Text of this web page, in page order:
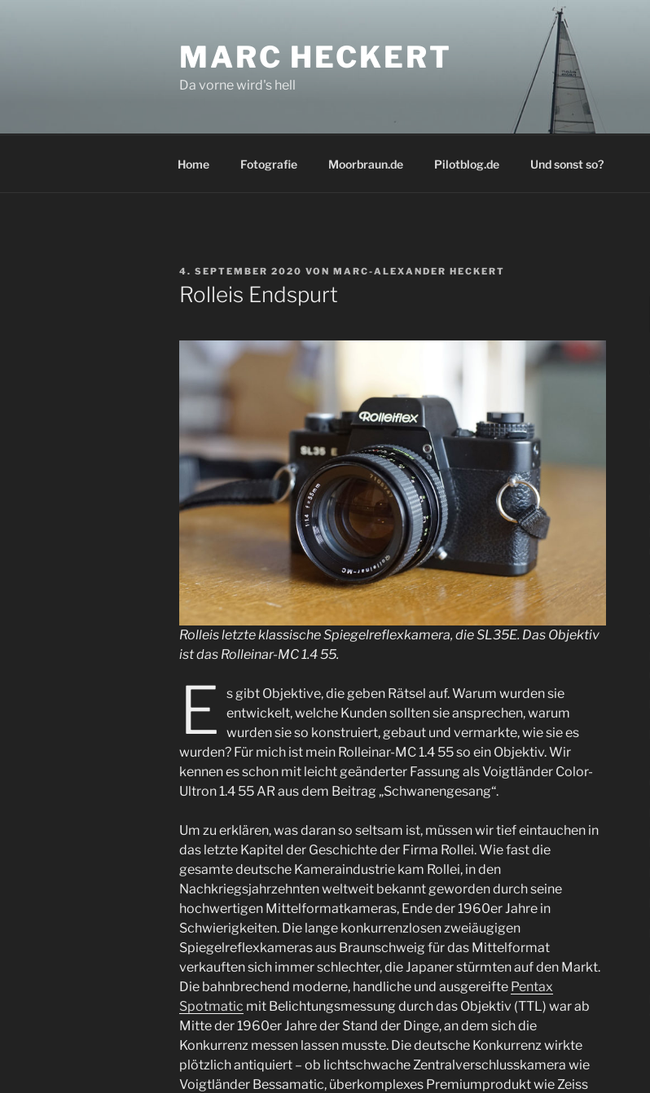
MARC HECKERT
Da vorne wird's hell
Home Fotografie Moorbraun.de Pilotblog.de Und sonst so?
VERÖFFENTLICHT
AM
4. SEPTEMBER 2020 VON MARC-ALEXANDER HECKERT
Rolleis Endspurt
Rolleis letzte klassische Spiegelreflexkamera, die SL35E. Das Objektiv
ist das Rolleinar-MC 1.4 55.
E
s gibt Objektive, die geben Rätsel auf. Warum wurden sie
entwickelt, welche Kunden sollten sie ansprechen, warum
wurden sie so konstruiert, gebaut und vermarkte, wie sie es
wurden? Für mich ist mein Rolleinar-MC 1.4 55 so ein Objektiv. Wir
kennen es schon mit leicht geänderter Fassung als Voigtländer Color-
Ultron 1.4 55 AR aus dem Beitrag „Schwanengesang“.
Um zu erklären, was daran so seltsam ist, müssen wir tief eintauchen in
das letzte Kapitel der Geschichte der Firma Rollei. Wie fast die
gesamte deutsche Kameraindustrie kam Rollei, in den
Nachkriegsjahrzehnten weltweit bekannt geworden durch seine
hochwertigen Mittelformatkameras, Ende der 1960er Jahre in
Schwierigkeiten. Die lange konkurrenzlosen zweiäugigen
Spiegelreflexkameras aus Braunschweig für das Mittelformat
verkauften sich immer schlechter, die Japaner stürmten auf den Markt.
Die bahnbrechend moderne, handliche und ausgereifte Pentax
Spotmatic mit Belichtungsmessung durch das Objektiv (TTL) war ab
Mitte der 1960er Jahre der Stand der Dinge, an dem sich die
Konkurrenz messen lassen musste. Die deutsche Konkurrenz wirkte
plötzlich antiquiert – ob lichtschwache Zentralverschlusskamera wie
Voigtländer Bessamatic, überkomplexes Premiumprodukt wie Zeiss